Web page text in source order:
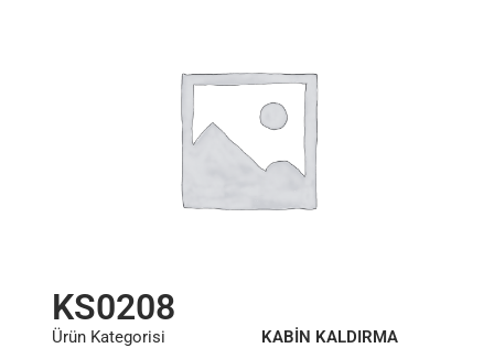
KS0208
Ürün Kategorisi
KABİN KALDIRMA